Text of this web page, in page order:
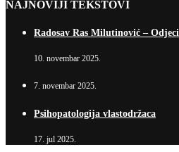
NAJNOVIJI TEKSTOVI
Radosav Ras Milutinović – Odjeci
10. novembar 2025.
7. novembar 2025.
Psihopatologija vlastodržaca
17. jul 2025.